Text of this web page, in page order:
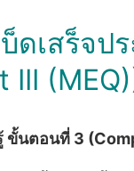
ดเสร็จ
III
ขั้นตอนที่ 3